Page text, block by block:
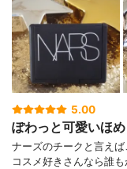
5.00
ぽわっと可愛いほ
ナーズのチークと言え
コスメ好きさんなら誰